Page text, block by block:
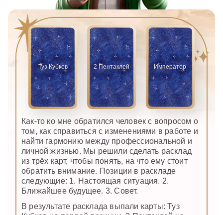
Туз Кубков 2 Пентаклей Император
Как-то ко мне обратился человек с вопросом о
том, как справиться с изменениями в работе и
найти гармонию между профессиональной и
личной жизнью. Мы решили сделать расклад
из трёх карт, чтобы понять, на что ему стоит
обратить внимание. Позиции в раскладе
следующие: 1. Настоящая ситуация. 2.
Ближайшее будущее. 3. Совет.
В результате расклада выпали карты: Туз